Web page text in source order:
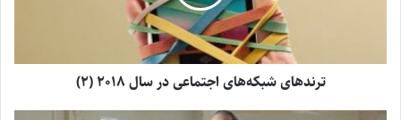
ترندهای شبکه‌های اجتماعی در سال ۲۰۱۸ (2)